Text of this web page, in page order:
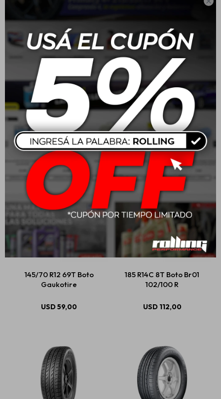
185/70 R14 88T Boto
Genesys 218
USD82,00
225/45 R17 91W Boto
Vantage H-8
USD107,00
145/70 R12 69T Boto
Gaukotire
USD59,00
185 R14C 8T Boto Br01
102/100 R
USD 112,00